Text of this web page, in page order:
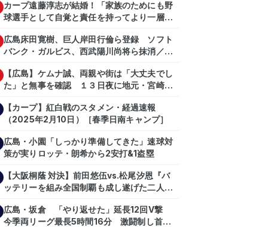
カープ遠藤淳志が結婚！「家族のためにも野
球選手として自覚と責任を持ってより一層頑
広島床田寛樹、巨人岸田行倫ら登録 ソフト
バンク・ガルビス、西武陽川尚将ら抹消／２
【広島】ケムナ誠、両親や街は「大丈夫でし
た」と無事を確認 １３日夜に地元・宮崎県
【カープ】紅白戦のスタメン・経過速報
（2025年2月10日）［春季日南キャンプ］
広島・小園「しっかり準備してきた」速球対
策が実りロッテ・朗希から2安打&1盗塁
【大阪桐蔭 対決】前田悠伍vs.松尾汐恩『バ
ッテリーを組み全国制覇も成し遂げた二人
広島・坂倉 「やり返せた」延長12回V撃
今季両リーグ最長5時間16分 激闘制し首位